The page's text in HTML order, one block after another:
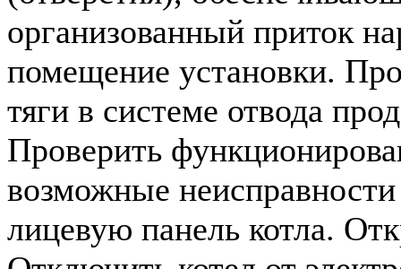
организованный приток
помещение установки.
тяги в системе отвода
Проверить
возможные
лицевую панель котла.